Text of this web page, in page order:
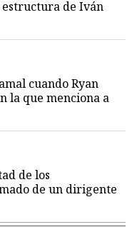
de Iván
cuando Ryan
la que menciona a
de los
de un dirigente